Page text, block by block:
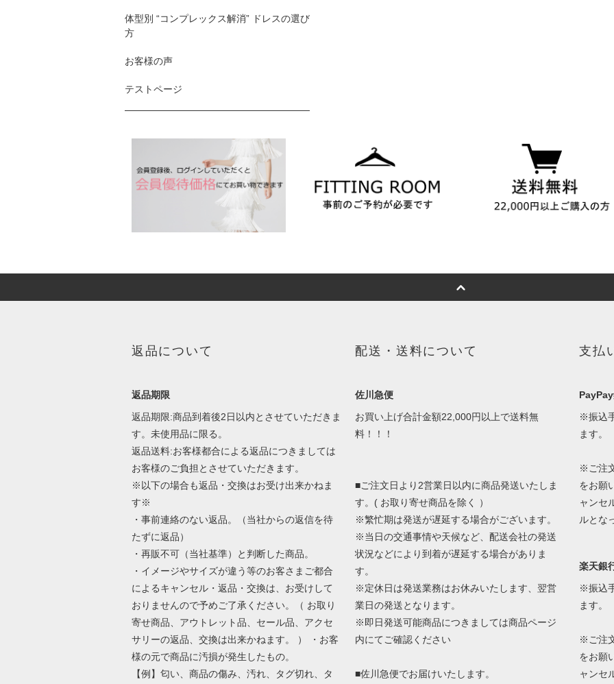
体型別 “コンプレックス解消” ドレスの選び
方
お客様の声
テストページ
返品について
返品期限
返品期限:商品到着後2日以内とさせていただきま
す。未使用品に限る。
返品送料:お客様都合による返品につきましては
お客様のご負担とさせていただきます。
※以下の場合も返品・交換はお受け出来かねま
す※
・事前連絡のない返品。（当社からの返信を待
たずに返品）
・再販不可（当社基準）と判断した商品。
・イメージやサイズが違う等のお客さまご都合
によるキャンセル・返品・交換は、お受けして
おりませんので予めご了承ください。（ お取り
寄せ商品、アウトレット品、セール品、アクセ
サリーの返品、交換は出来かねます。 ） ・お客
様の元で商品に汚損が発生したもの。
【例】匂い、商品の傷み、汚れ、タグ切れ、タ
配送・送料について
佐川急便
お買い上げ合計金額22,000円以上で送料無
料！！！
■ご注文日より2営業日以内に商品発送いたしま
す。( お取り寄せ商品を除く ）
※繁忙期は発送が遅延する場合がございます。
※当日の交通事情や天候など、配送会社の発送
状況などにより到着が遅延する場合がありま
す。
※定休日は発送業務はお休みいたします、翌営
業日の発送となります。
※即日発送可能商品につきましては商品ページ
内にてご確認ください
■佐川急便でお届けいたします。
支払
※振込
ます。
※ご注
をお願
ャンセ
ルとな
楽天銀
※振込
ます。
※ご注
をお願
ャンセ